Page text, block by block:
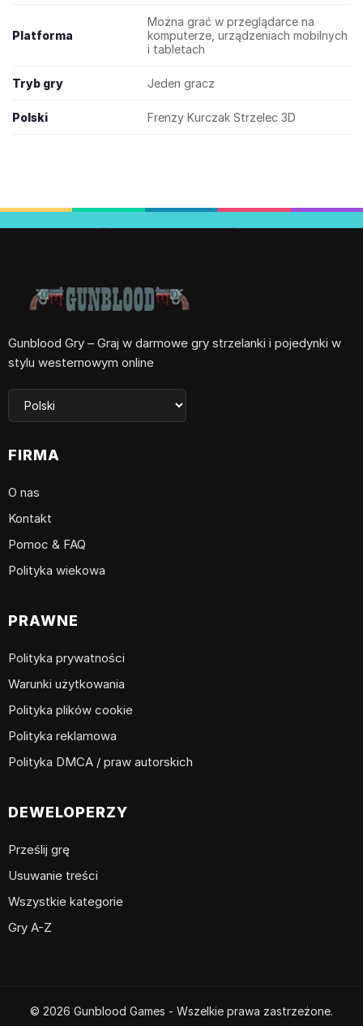
Platforma
Można grać w przeglądarce na
komputerze, urządzeniach mobilnych
i tabletach
Tryb gry Jeden gracz
Polski Frenzy Kurczak Strzelec 3D
Gunblood Gry – Graj w darmowe gry strzelanki i pojedynki w
stylu westernowym online
FIRMA
O nas
Kontakt
Pomoc & FAQ
Polityka wiekowa
PRAWNE
Polityka prywatności
Warunki użytkowania
Polityka plików cookie
Polityka reklamowa
Polityka DMCA / praw autorskich
DEWELOPERZY
Prześlij grę
Usuwanie treści
Wszystkie kategorie
Gry A-Z
© 2026 Gunblood Games - Wszelkie prawa zastrzeżone.